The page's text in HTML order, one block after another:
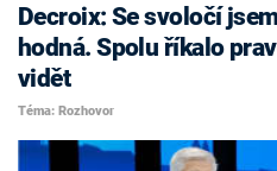
Decroix: Se svoločí
hodná. Spolu říkalo
vidět
Téma: Rozhovor